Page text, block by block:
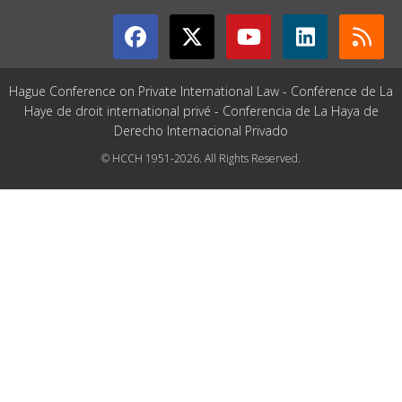
Hague Conference on Private International Law - Conférence de La
Haye de droit international privé - Conferencia de La Haya de
Derecho Internacional Privado
© HCCH 1951-2026. All Rights Reserved.